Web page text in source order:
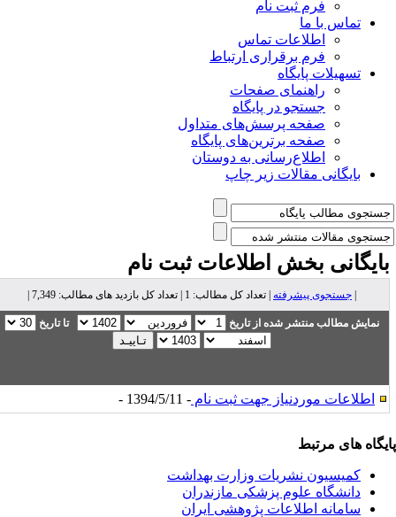
فرم ثبت نام
تماس با ما
اطلاعات تماس
فرم برقراری ارتباط
تسهیلات پایگاه
راهنمای صفحات
جستجو در پایگاه
صفحه پرسش‌های متداول
صفحه برترین‌های پایگاه
اطلاع‌رسانی به دوستان
بایگانی مقالات زیر چاپ
بخش اطلاعات ثبت نام
جستجوی پیشرفته| تعداد کل مطالب: 1 | تعداد کل بازدید های مطالب: 7,349 |
نمایش مطالب منتشر شده از تاریخ تا تاریخ
اطلاعات موردنیاز جهت ثبت نام- 1394/5/11 -
های مرتبط
کمیسیون نشریات وزارت بهداشت
دانشگاه علوم پزشکی مازندران
سامانه اطلاعات پژوهشی ایران